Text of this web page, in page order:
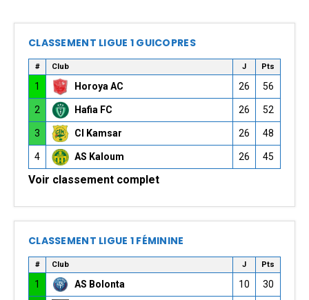
CLASSEMENT LIGUE 1 GUICOPRES
# Club J Pts
1 Horoya AC 26 56
2 Hafia FC 26 52
3 CI Kamsar 26 48
4 AS Kaloum 26 45
Voir classement complet
CLASSEMENT LIGUE 1 FÉMININE
# Club J Pts
1 AS Bolonta 10 30